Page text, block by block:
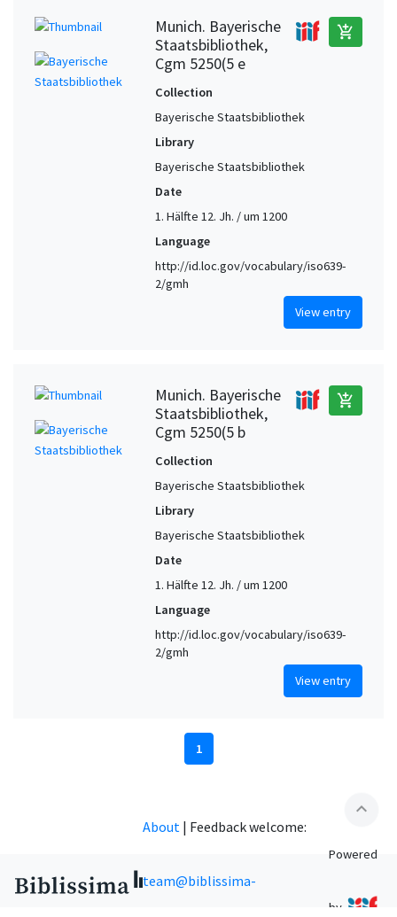
Munich. Bayerische
Staatsbibliothek,
Cgm 5250(5 e
add_shopping_cart
Collection
Bayerische Staatsbibliothek
Library
Bayerische Staatsbibliothek
Date
1. Hälfte 12. Jh. / um 1200
Language
http://id.loc.gov/vocabulary/iso639-
2/gmh
View entry
Munich. Bayerische
Staatsbibliothek,
Cgm 5250(5 b
add_shopping_cart
Collection
Bayerische Staatsbibliothek
Library
Bayerische Staatsbibliothek
Date
1. Hälfte 12. Jh. / um 1200
Language
http://id.loc.gov/vocabulary/iso639-
2/gmh
View entry
1
expand_less
About | Feedback welcome:
team@biblissima-
Powered
by